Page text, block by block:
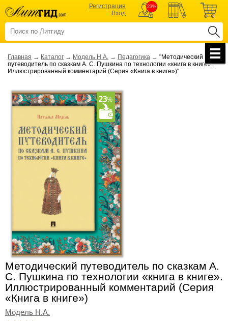
Регистрация
Вход
23%
Главная → Каталог → Модель Н.А. → Педагогика → "Методический
путеводитель по сказкам А. С. Пушкина по технологии «книга в книге».
Иллюстрированный комментарий (Серия «Книга в книге»)"
Методический путеводитель по сказкам А.
С. Пушкина по технологии «книга в книге».
Иллюстрированный комментарий (Серия
«Книга в книге»)
Модель Н.А.